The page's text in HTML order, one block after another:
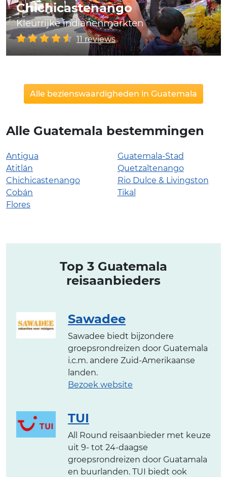
Chichicastenango
Kleurrijke indianenmarkten
11 reviews
Alle bezienswaardigheden in Guatemala
Alle Guatemala bestemmingen
Antigua
Atitlán
Chichicastenango
Cobán
Flores
Guatemala-Stad
Quetzaltenango
Rio Dulce & Livingston
Tikal
Top 3 Guatemala
reisaanbieders
Sawadee
Sawadee biedt bijzondere
groepsrondreizen door Guatemala
i.c.m. andere Zuid-Amerikaanse
landen.
Bezoek website
TUI
All Round reisaanbieder met keuze
uit 9- tot 24-daagse
groepsrondreizen door Guatamala
en buurlanden. TUI biedt ook